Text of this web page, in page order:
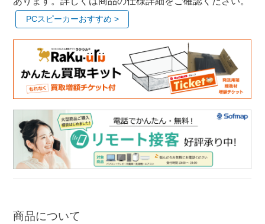
PCスピーカーおすすめ >
商品について